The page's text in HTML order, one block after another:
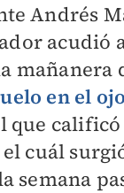
Andrés
acudió
mañanera
en el
que
cuál
semana